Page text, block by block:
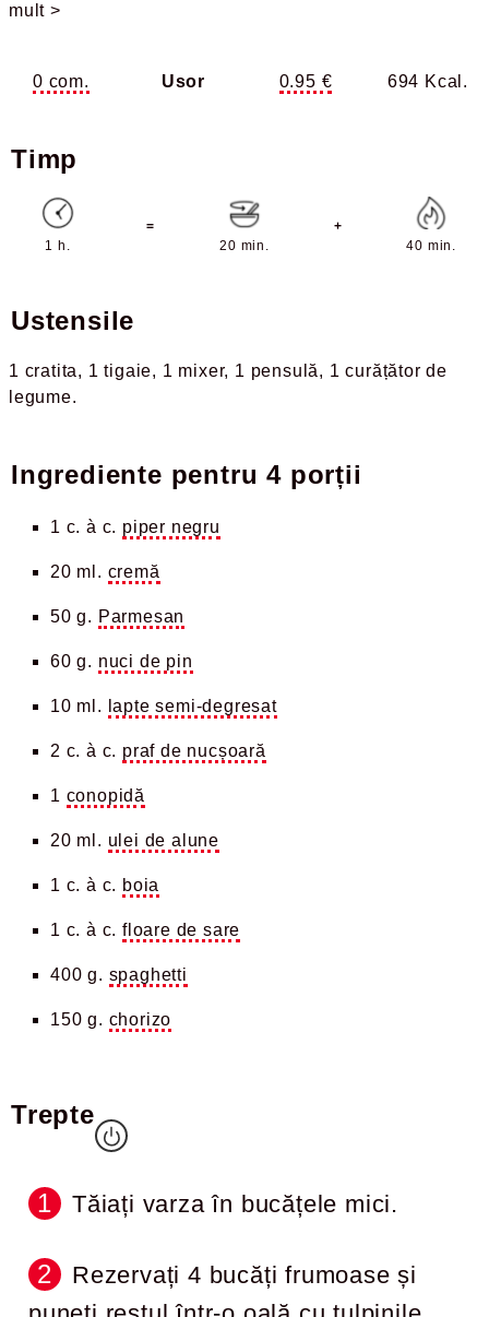
mult >
0 com. Usor 0.95 € 694 Kcal.
Timp
1 h.
=
20 min.
+
40 min.
Ustensile
1 cratita 1 tigaie 1 mixer 1 pensulă
1 curățător de
legume
Ingrediente pentru4 porții
1 c. à c. piper negru
20 ml. cremă
50 g. Parmesan
60 g. nuci de pin
10 ml. lapte semi-degresat
2 c. à c. praf de nucșoară
1 conopidă
20 ml. ulei de alune
1 c. à c. boia
1 c. à c. floare de sare
400 g. spaghetti
150 g. chorizo
Trepte
Tăiați varza în bucățele mici.
Rezervați 4 bucăți frumoase și